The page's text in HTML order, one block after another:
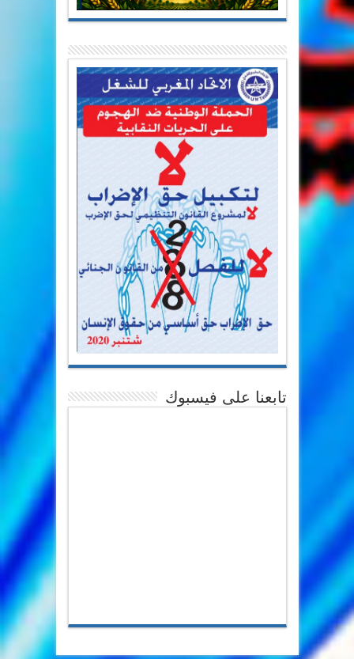
تابعنا على فيسبوك